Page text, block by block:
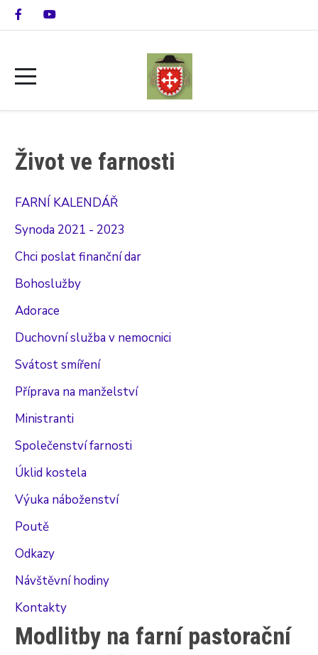
Život ve farnosti
FARNÍ KALENDÁŘ
Synoda 2021 - 2023
Chci poslat finanční dar
Bohoslužby
Adorace
Duchovní služba v nemocnici
Svátost smíření
Příprava na manželství
Ministranti
Společenství farnosti
Úklid kostela
Výuka náboženství
Poutě
Odkazy
Návštěvní hodiny
Kontakty
Modlitby na farní pastorační